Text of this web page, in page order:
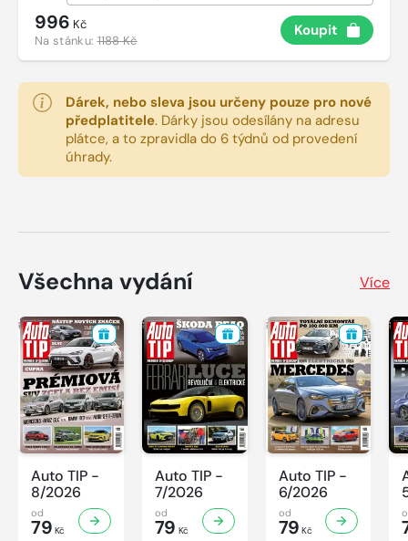
996 Kč
Na stánku:1188 Kč
Koupit
Dárek, nebo sleva jsou určeny pouze pro nové
předplatitele. Dárky jsou odesílány na adresu
plátce, a to zpravidla do 6 týdnů od provedení
úhrady.
Všechna vydání Více
Auto TIP -
8/2026
od
79 Kč
Auto TIP -
7/2026
od
79 Kč
Auto TIP -
6/2026
od
79 Kč